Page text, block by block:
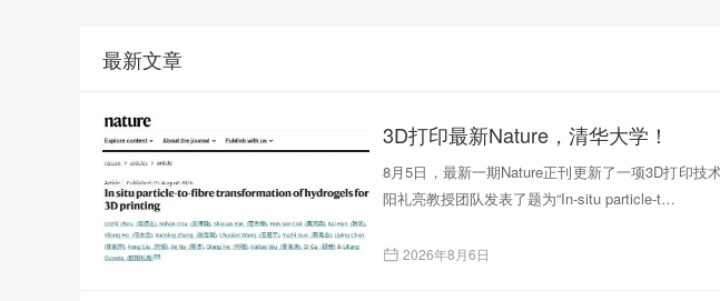
最新文章
3D打印最新Nature，清华大学！
8月5日，最新一期Nature正刊更新了一项3D打印
阳礼亮教授团队发表了题为“In‑situ particle‑t…
2026年8月6日